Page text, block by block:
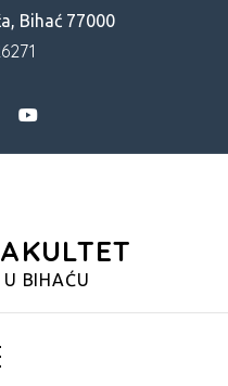
Bihać 77000
BIHAĆU